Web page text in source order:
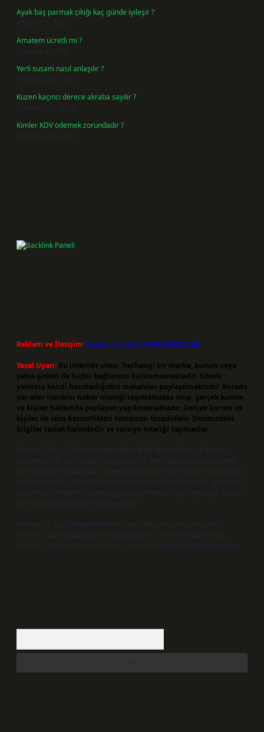
Ayak baş parmak çıkığı kaç günde iyileşir ?
Ağustos 5, 2026
Amatem ücretli mi ?
Ağustos 4, 2026
Yerli susam nasıl anlaşılır ?
Temmuz 29, 2026
Kuzen kaçıncı derece akraba sayılır ?
Temmuz 27, 2026
Kimler KDV ödemek zorundadır ?
Temmuz 25, 2026
Reklam ve İletişim:Skype: live:.cid.575569c608265c69
Yasal Uyarı: Bu internet sitesi, herhangi bir marka, kurum veya
şahıs şirketi ile hiçbir bağlantısı bulunmamaktadır. Sitede
yalnızca kendi hazırladığımız makaleler paylaşılmaktadır. Burada
yer alan içerikler haber niteliği taşımamakta olup, gerçek kurum
ve kişiler hakkında paylaşım yapılmamaktadır. Gerçek kurum ve
kişiler ile isim benzerlikleri tamamen tesadüfidir. Sitemizdeki
bilgiler taslak halindedir ve tavsiye niteliği taşımazlar.
Sitemiz, 5651 Sayılı Kanun gereğince Bilgi Teknolojileri ve İletişim
Kurumu (BTK) tarafından onaylanmış bir Yer Sağlayıcı olarak hizmet
vermektedir. Bu nedenle, sitedeki içerikleri proaktif olarak denetleme
veya araştırma yükümlülüğümüz bulunmamaktadır. Ancak, üyelerimiz
yazdıkları içeriklerin sorumluluğunu taşımakta olup, siteye üye olarak
bu sorumluluğu kabul etmiş sayılırlar.
Hukuka ve yasal düzenlemelere aykırı olduğunu düşündüğünüz
içerikleri, backlinkpanelicomtr@gmail.com adresine bildirmeniz
halinde, ilgili içerikler yasal süre içerisinde sitemizden kaldırılacaktır.